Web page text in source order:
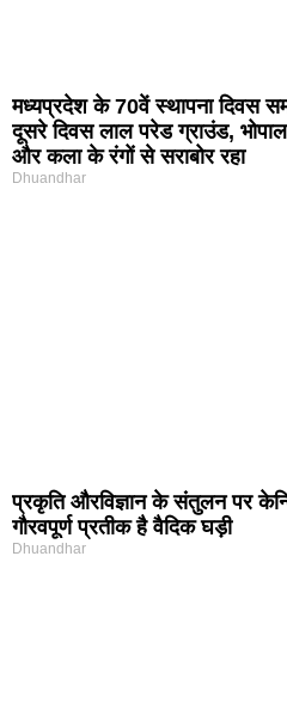
मध्यप्रदेश के 70वें स्थापना दिवस
दूसरे दिवस लाल परेड ग्राउंड,
और कला के रंगों से सराबोर रहा
Dhuandhar
प्रकृति और‍विज्ञान के संतुलन पर
गौरवपूर्ण प्रतीक है वैदिक घड़ी
Dhuandhar